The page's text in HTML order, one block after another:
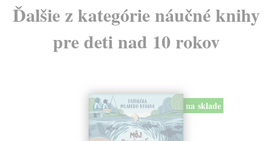
Ďalšie z kategórie náučné knihy
pre deti nad 10 rokov
na sklade